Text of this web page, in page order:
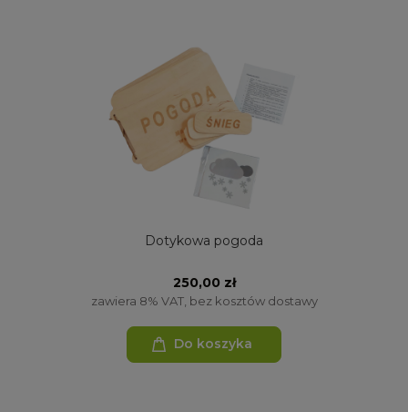
Dotykowa pogoda
250,00 zł
zawiera 8% VAT, bez kosztów dostawy
Do koszyka